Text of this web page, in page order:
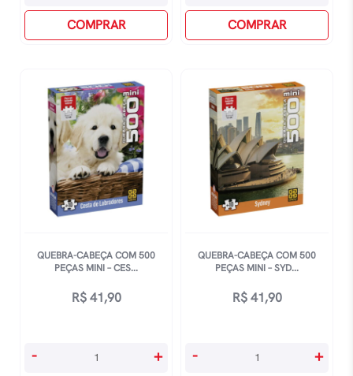
500
Farol
Beira-
quantidade
COMPRAR
500
Osaka
quantidade
COMPRAR
QUEBRA-CABEÇA COM 500
PEÇAS MINI – CES...
R$41,90
Quebra-
- +
QUEBRA-CABEÇA COM 500
PEÇAS MINI – SYD...
R$41,90
Quebra-
- +